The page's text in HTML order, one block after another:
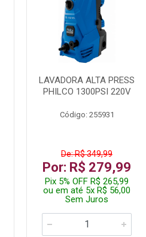
LAVADORA ALTA PRESS
PHILCO 1300PSI 220V
Código: 255931
De: R$ 349,99
Por: R$ 279,99
Pix 5% OFF R$ 265,99
ou em até 5x R$ 56,00
Sem Juros